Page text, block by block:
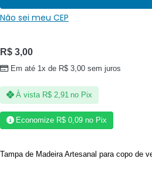
Não sei meu CEP
R$ 3,00
Em até 1x de R$ 3,00 sem juros
À vista R$2,91 no Pix
Economize R$ 0,09 no Pix
Tampa de Madeira Artesanal para copo de